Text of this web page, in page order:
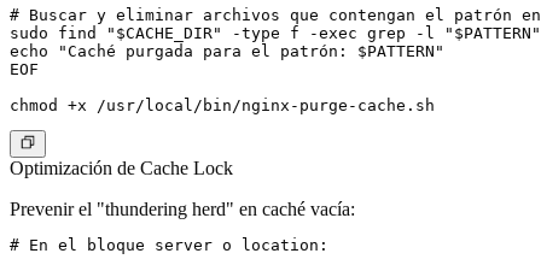
# Buscar y eliminar archivos que contengan el patrón
sudo find "$CACHE_DIR" -type f -exec grep -l
echo "Caché purgada para el patrón: $PATTERN"
EOF
Optimización de Cache Lock
Prevenir el "thundering herd" en caché vacía:
# En el bloque server o location: